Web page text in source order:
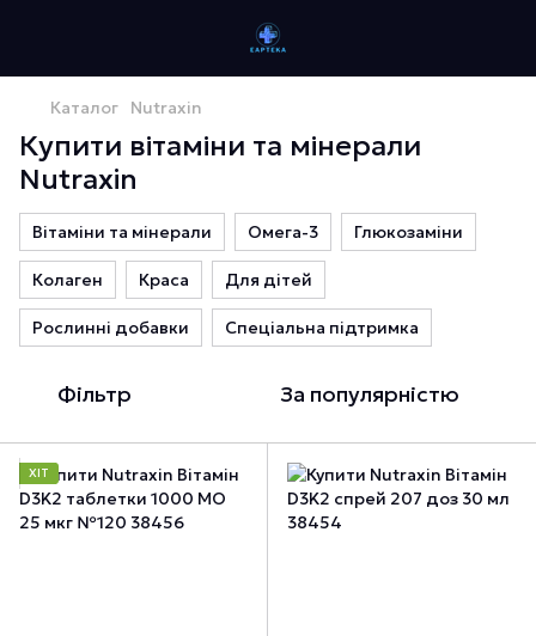
Каталог Nutraxin
Купити вітаміни та мінерали
Nutraxin
Вітаміни та мінерали Омега-3 Глюкозаміни
Колаген Краса Для дітей
Рослинні добавки Спеціальна підтримка
Фільтр За популярністю
ХІТ